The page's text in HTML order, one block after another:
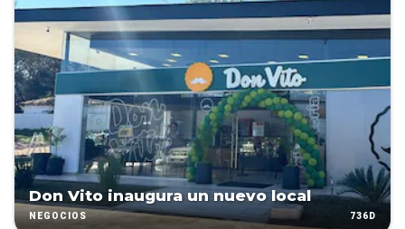
Don Vito inaugura un nuevo local
NEGOCIOS 736D